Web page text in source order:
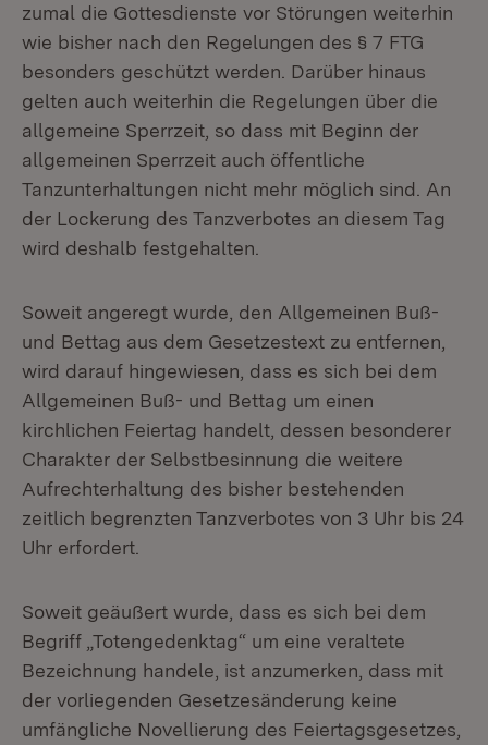
zumal die Gottesdienste vor Störungen weiterhin
wie bisher nach den Regelungen des § 7 FTG
besonders geschützt werden. Darüber hinaus
gelten auch weiterhin die Regelungen über die
allgemeine Sperrzeit, so dass mit Beginn der
allgemeinen Sperrzeit auch öffentliche
Tanzunterhaltungen nicht mehr möglich sind. An
der Lockerung des Tanzverbotes an diesem Tag
wird deshalb festgehalten.
Soweit angeregt wurde, den Allgemeinen Buß-
und Bettag aus dem Gesetzestext zu entfernen,
wird darauf hingewiesen, dass es sich bei dem
Allgemeinen Buß- und Bettag um einen
kirchlichen Feiertag handelt, dessen besonderer
Charakter der Selbstbesinnung die weitere
Aufrechterhaltung des bisher bestehenden
zeitlich begrenzten Tanzverbotes von 3 Uhr bis 24
Uhr erfordert.
Soweit geäußert wurde, dass es sich bei dem
Begriff „Totengedenktag“ um eine veraltete
Bezeichnung handele, ist anzumerken, dass mit
der vorliegenden Gesetzesänderung keine
umfängliche Novellierung des Feiertagsgesetzes,